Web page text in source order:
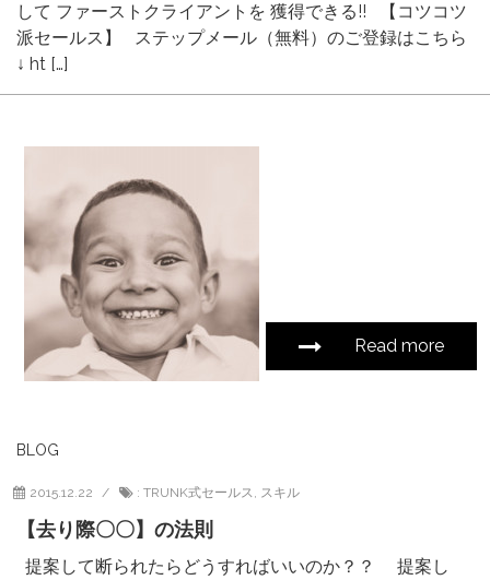
して ファーストクライアントを 獲得できる!! 【コツコツ
派セールス】 ステップメール（無料）のご登録はこちら
↓ ht […]
Read more
BLOG
2015.12.22 : TRUNK式セールス, スキル
【去り際〇〇】の法則
提案して断られたらどうすればいいのか？？ 提案し